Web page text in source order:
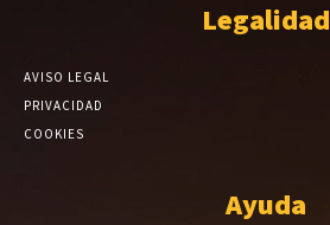
Legalidad
AVISO LEGAL
PRIVACIDAD
COOKIES
Ayuda